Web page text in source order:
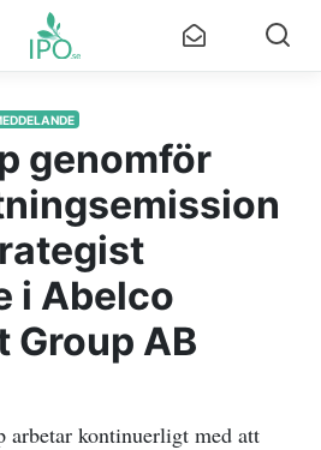
genomför
i Abelco
Group AB
kontinuerligt med att